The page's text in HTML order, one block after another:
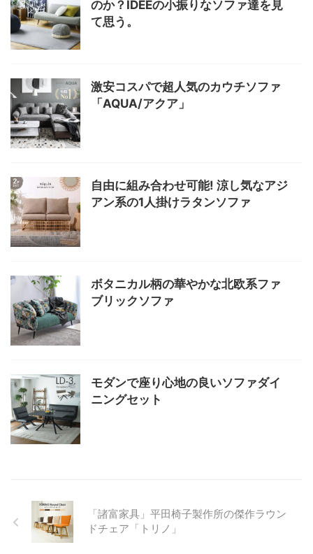
のか？IDEEの小振りなソファ達を見
て思う。
激安コスパで超人気のカウチソファ
「AQUA/アクア」
自由に組み合わせ可能! 涼し気なアジ
アン系の1人掛けラタンソファ
ボタニカル柄の華やかな北欧系ファ
ブリックソファ
モダンで座り心地の良いソファダイ
ニングセット
「諸富家具」平田椅子製作所の傑作ラウン
ドチェア「トリノ」